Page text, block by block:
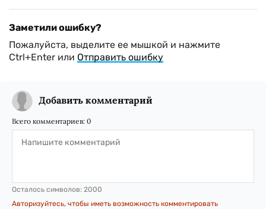
Заметили ошибку?
Пожалуйста, выделите ее мышкой и нажмите
Ctrl+Enter или Отправить ошибку
Добавить комментарий
Всего комментариев: 0
Осталось символов: 2000
Авторизуйтесь, чтобы иметь возможность комментировать